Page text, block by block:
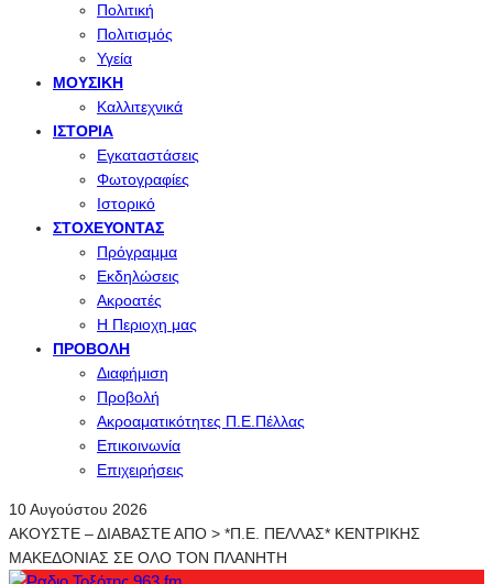
Πολιτική
Πολιτισμός
Υγεία
ΜΟΥΣΙΚΉ
Καλλιτεχνικά
ΙΣΤΟΡΊΑ
Εγκαταστάσεις
Φωτογραφίες
Ιστορικό
ΣΤΟΧΕΎΟΝΤΑΣ
Πρόγραμμα
Εκδηλώσεις
Ακροατές
Η Περιοχη μας
ΠΡΟΒΟΛΉ
Διαφήμιση
Προβολή
Ακροαματικότητες Π.Ε.Πέλλας
Επικοινωνία
Επιχειρήσεις
10 Αυγούστου 2026
ΑΚΟΥΣΤΕ – ΔΙΑΒΑΣΤΕ ΑΠΟ > *Π.Ε. ΠΕΛΛΑΣ* ΚΕΝΤΡΙΚΗΣ
ΜΑΚΕΔΟΝΙΑΣ ΣΕ ΟΛΟ ΤΟΝ ΠΛΑΝΗΤΗ